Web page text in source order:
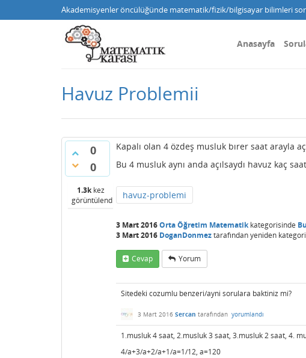
Akademisyenler öncülüğünde matematik/fizik/bilgisayar bilimleri
Anasayfa
Havuz Problemii
0
0
1.3kkez
görüntülendi
Kapalı olan 4 özdeş musluk bırer saat arayla
Bu 4 musluk aynı anda açılsaydı havuz kaç
havuz-problemi
3 Mart 2016Orta Öğretim Matematikkategorisinde
3 Mart 2016 DoganDonmeztarafındanyeniden
Cevap Yorum
Sitedeki cozumlu benzeri/ayni sorulara baktiniz mi?
3 Mart 2016 Sercan tarafından yorumlandı
1.musluk 4 saat, 2.musluk 3 saat, 3.musluk 2 saat, 4.
4/a+3/a+2/a+1/a=1/12, a=120